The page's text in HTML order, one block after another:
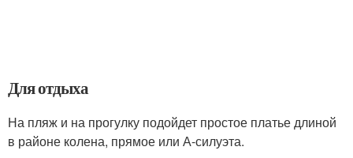
Для отдыха
На пляж и на прогулку подойдет простое платье длиной
в районе колена, прямое или А-силуэта.